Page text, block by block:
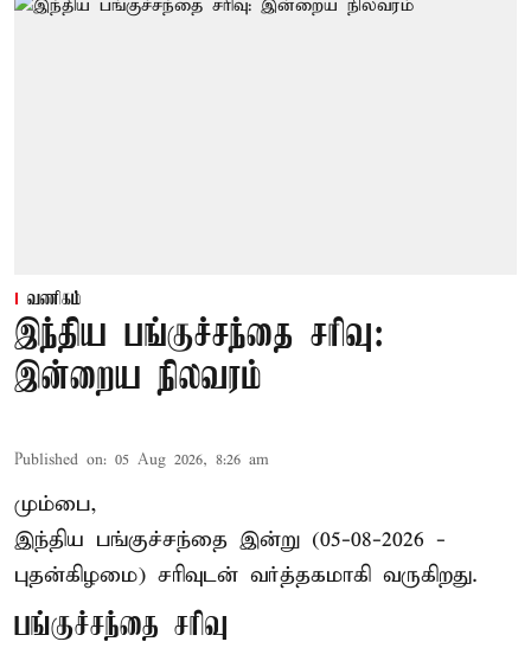
வணிகம்
இந்திய பங்குச்சந்தை சரிவு:
இன்றைய நிலவரம்
Published on: 05 Aug 2026, 8:26 am
மும்பை,
இந்திய பங்குச்சந்தை இன்று (05-08-2026 -
புதன்கிழமை) சரிவுடன் வர்த்தகமாகி வருகிறது.
பங்குச்சந்தை சரிவு